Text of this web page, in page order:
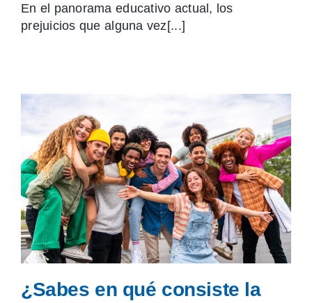
En el panorama educativo actual, los
prejuicios que alguna vez[...]
¿Sabes en qué consiste la